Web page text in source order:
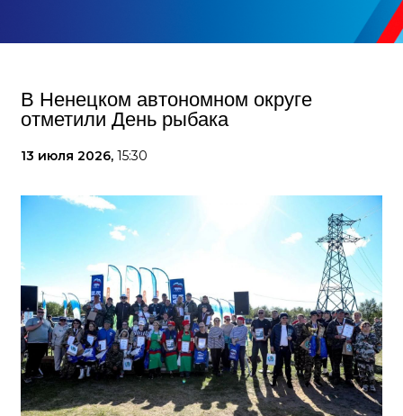
В Ненецком автономном округе
отметили День рыбака
13 июля 2026, 15:30